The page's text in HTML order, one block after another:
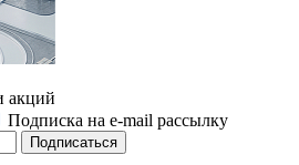
акций
Подписка на e-mail рассылку